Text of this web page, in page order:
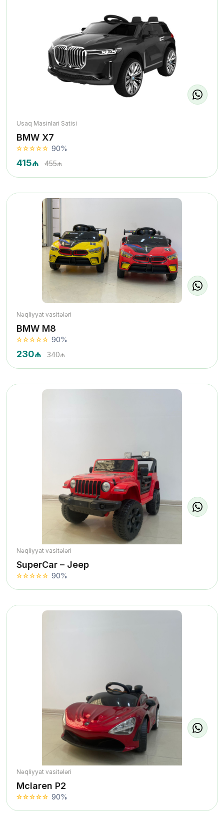
Usaq Masinlari Satisi
BMW X7
90%
415₼ 455₼
Nəqliyyat vasitələri
BMW M8
90%
230₼ 340₼
Nəqliyyat vasitələri
SuperCar – Jeep
90%
Nəqliyyat vasitələri
Mclaren P2
90%